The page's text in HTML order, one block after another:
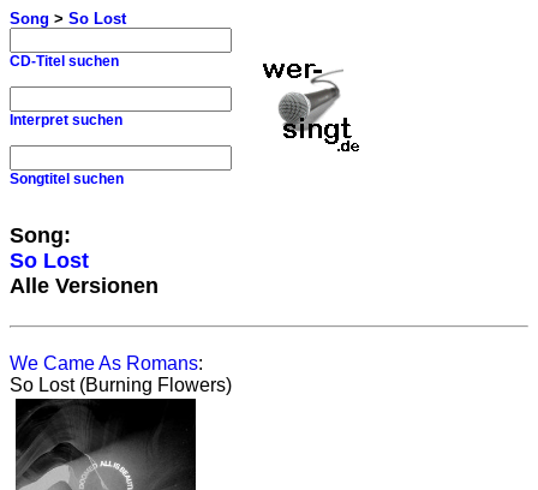
Song > So Lost
CD-Titel suchen
Interpret suchen
Songtitel suchen
Song:
So Lost
Alle Versionen
We Came As Romans:
So Lost (Burning Flowers)